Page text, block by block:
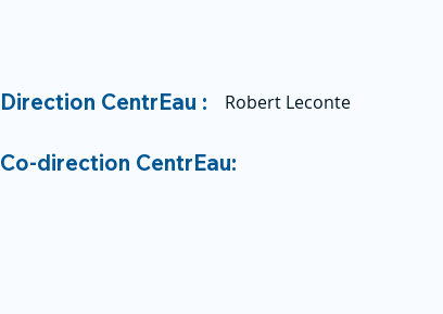
Direction CentrEau : Robert Leconte
Co-direction CentrEau: